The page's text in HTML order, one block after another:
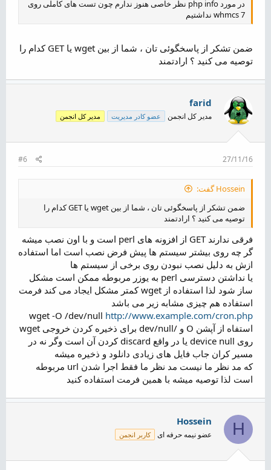
در مورد php info نظر خاصی هنوز ندارم چون تست های کاملی روی
whmcs 7 نداشتیم
ضمن تشکر از پاسخگوئی تان ، شما از بین wget یا GET کدام را
توصیه می کنید ؟ ارادتمند
farid
مدیر کل انجمن عضو کادر مدیریت مدیر کل انجمن
27/11/16
#6
Hossein گفت:
ضمن تشکر از پاسخگوئی تان ، شما از بین wget یا GET کدام را
توصیه می کنید ؟ ارادتمند
فرقی ندارند GET از افزونه های perl است و با اون نصب میشه
گر چه روی بیشتر سیستم ها پیش فرض نصب است اما استفاده
ازش به دلیل نصب نبودن روی برخی از سیستم ها
یا نداشتن دسترسی perl به یوزر مربوطه ممکن است مشکل
ساز شود لذا استفاده از wget کمتر مشکل ایجاد می کند فرمت
استفاده هم چیزی مشابه زیر می باشد
wget -O /dev/null http://www.example.com/cron.php
استفاه از آپشن O و /dev/null برای ذخیره کردن خروجی wget
روی device null یا در واقع discard کردن آن است وگر نه در
مسیر کران جاب فایل های زیادی دانلود و ذخیره میشه
که مد نظر ما نیست مد نظر ما فقط اجرا شدن url مربوطه
است لذا توصیه میشه با همین فرمت استفاده کنید
H
Hossein
عضو نیمه حرفه ای کاربر انجمن